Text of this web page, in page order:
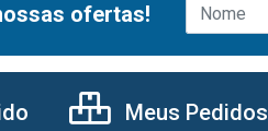
ofertas!
Meus Pedidos